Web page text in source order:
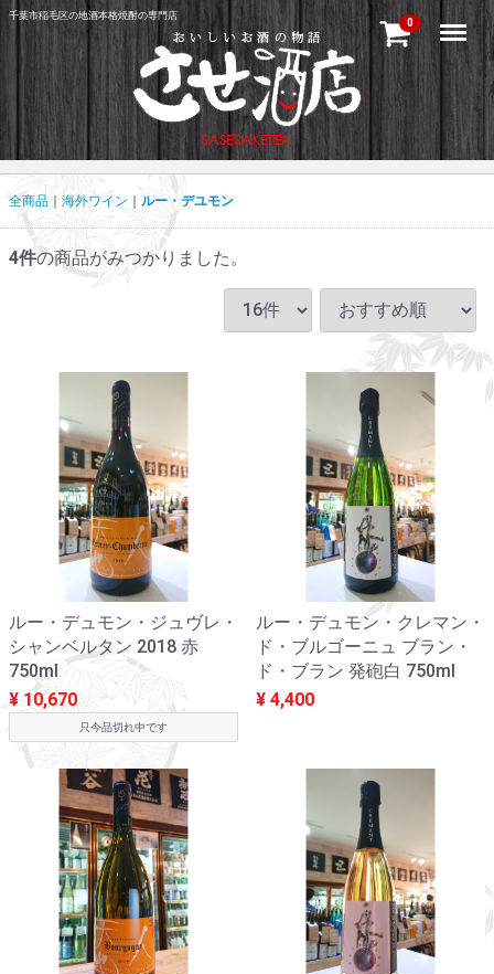
千葉市稲毛区の地酒本格焼酎の専門店
0 Menu
全商品 海外ワイン ルー・デユモン
4件の商品がみつかりました。
ルー・デュモン・ジュヴレ・
シャンベルタン 2018 赤
750ml
¥ 10,670
只今品切れ中です
ルー・デュモン・クレマン・
ド・ブルゴーニュ ブラン・
ド・ブラン 発砲白 750ml
¥ 4,400